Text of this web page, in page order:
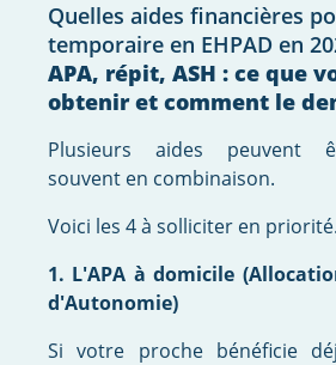
Quelles aides financières
temporaire en EHPAD en
APA, répit, ASH : ce que
obtenir et comment le
Plusieurs aides peuvent
souvent en combinaison.
Voici les 4 à solliciter en priorité.
1. L'APA à domicile
d'Autonomie)
Si votre proche bénéficie